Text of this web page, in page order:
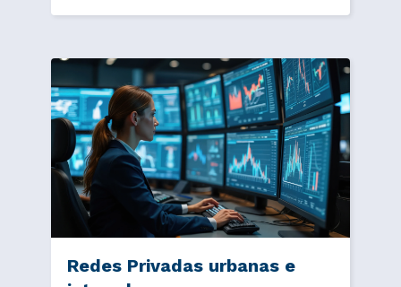
Redes Privadas urbanas e